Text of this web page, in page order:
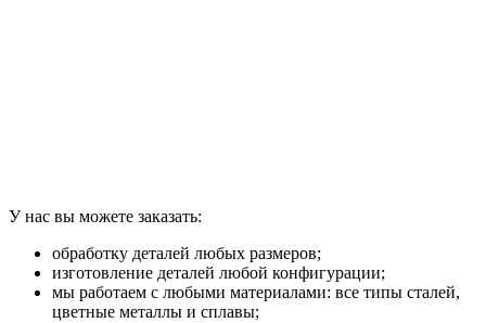
У нас вы можете заказать:
обработку деталей любых размеров;
изготовление деталей любой конфигурации;
мы работаем с любыми материалами: все типы сталей,
цветные металлы и сплавы;